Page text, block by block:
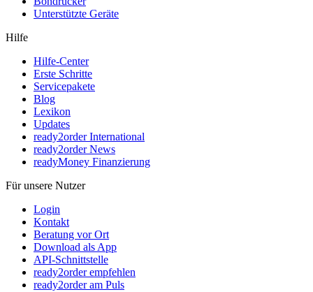
Unterstützte Geräte
Hilfe
Hilfe-Center
Erste Schritte
Servicepakete
Blog
Lexikon
Updates
ready2order International
ready2order News
readyMoney Finanzierung
Für unsere Nutzer
Login
Kontakt
Beratung vor Ort
Download als App
API-Schnittstelle
ready2order empfehlen
ready2order am Puls